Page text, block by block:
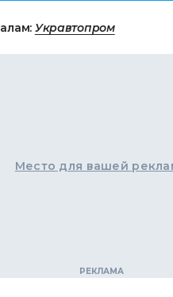
Укравтопром
Место для вашей